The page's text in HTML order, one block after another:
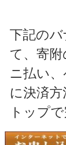
下記の
て、寄
ニ払い
に決済
トップ